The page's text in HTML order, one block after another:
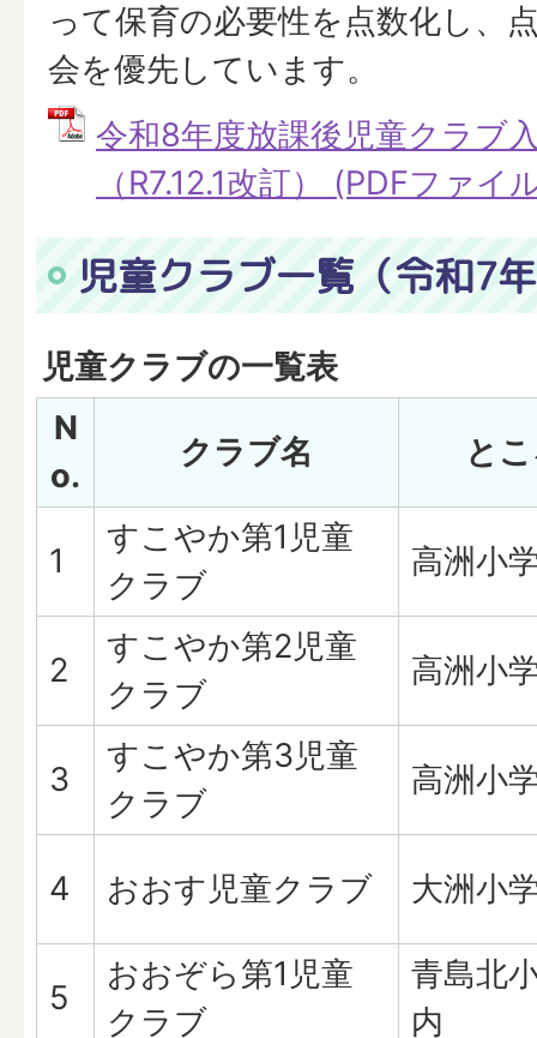
って保育の必要性を点数化し、
会を優先しています。
令和8年度放課後児童クラブ
（R7.12.1改訂） (PDFファイ
児童クラブ一覧（令和7
児童クラブの一覧表
N
o.
クラブ名 と
1
すこやか第1児童
クラブ
高洲小
2
すこやか第2児童
クラブ
高洲小
3
すこやか第3児童
クラブ
高洲小
4 おおす児童クラブ 大洲小
5
おおぞら第1児童
クラブ
青島北
内